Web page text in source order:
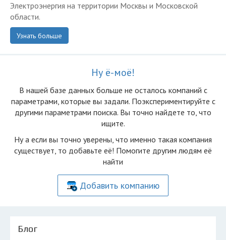
Электроэнергия на территории Москвы и Московской
области.
Узнать больше
Ну ё-моё!
В нашей базе данных больше не осталоcь компаний с
параметрами, которые вы задали. Поэкспериментируйте с
другими параметрами поиска. Вы точно найдете то, что
ищите.
Ну а если вы точно уверены, что именно такая компания
существует, то добавьте её! Помогите другим людям её
найти
Добавить компанию
Блог